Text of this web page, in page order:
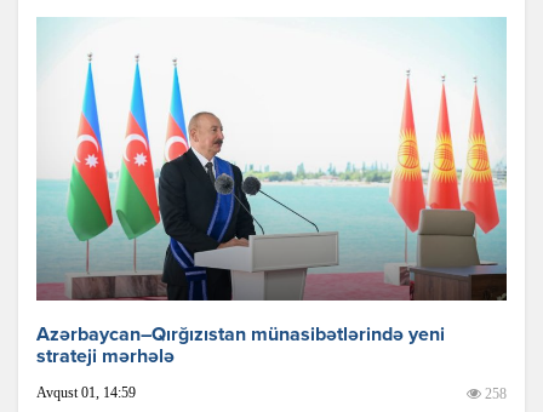
Azərbaycan–Qırğızıstan münasibətlərində yeni
strateji mərhələ
Avqust 01, 14:59 258